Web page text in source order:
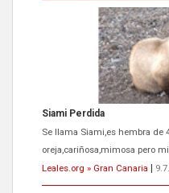
Siami Perdida
Se llama Siami,es hembra de
oreja,cariñosa,mimosa pero
Leales.org » Gran Canaria